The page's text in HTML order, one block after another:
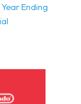
Ending